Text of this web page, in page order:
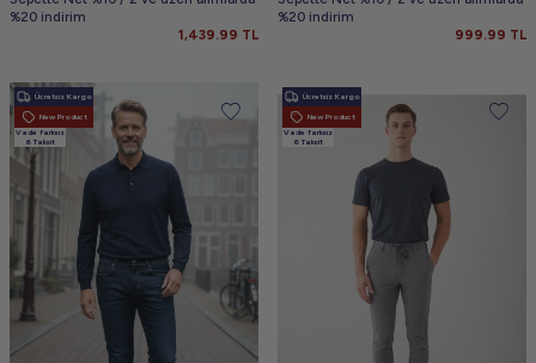
%20 indirim
1,439.99 TL
%20 indirim
999.99 TL
Ücretsiz Kargo
New Product
Vade farksız
6 Taksit
Ücretsiz Kargo
New Product
Vade farksız
6 Taksit